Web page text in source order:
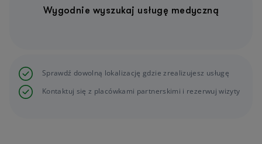
Wygodnie wyszukaj usługę medyczną
Sprawdź dowolną lokalizację gdzie zrealizujesz usługę
Kontaktuj się z placówkami partnerskimi i rezerwuj wizyty